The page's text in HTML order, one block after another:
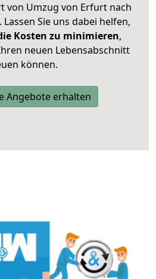
von Umzug von Erfurt nach
Sie uns dabei helfen,
Kosten zu minimieren,
neuen Lebensabschnitt
können.
Angebote erhalten